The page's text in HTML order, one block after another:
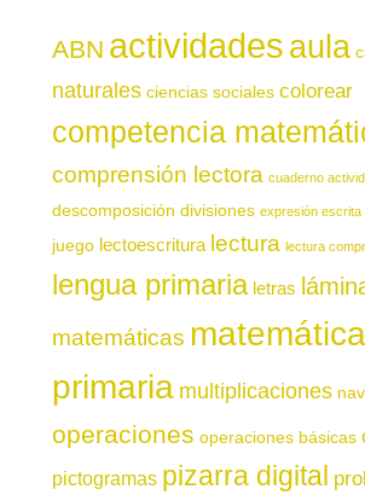
ABN actividadesaula
naturales ciencias sociales colorear
competencia
comprensión lectora cuaderno
descomposición divisiones expresión escrita
juego lectoescritura lectura lectura
lengua primaria letras
matemáticas
primaria multiplicaciones
operaciones operaciones básicas
pictogramas pizarra digital